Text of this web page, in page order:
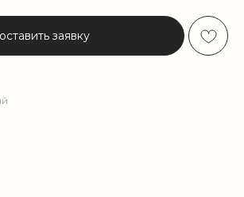
оставить заявку